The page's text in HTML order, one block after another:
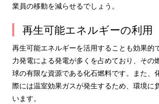
業員の移動を減らせるでしょう。
再生可能エネルギーの利用
再生可能エネルギーを活用することも効果的
力発電による発電が多くを占めており、その
球の有限な資源である化石燃料です。また、
際には温室効果ガスが発生するため、環境に
います。